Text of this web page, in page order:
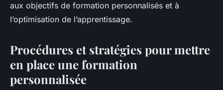
aux objectifs de formation personnalisés et à
l’optimisation de l’apprentissage.
Procédures et stratégies pour mettre
en place une formation
personnalisée